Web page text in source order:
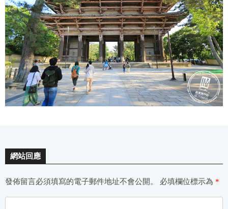
網站回應
發佈留言必須填寫的電子郵件地址不會公開。 必填欄位標示為 *